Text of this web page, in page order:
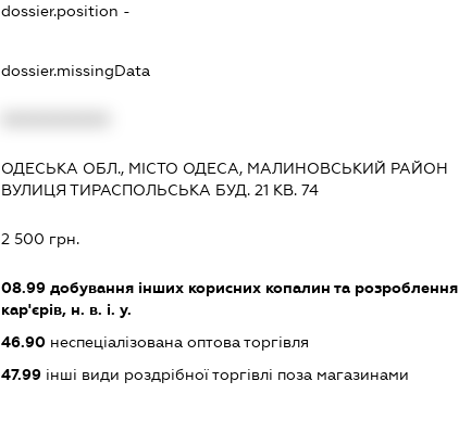
dossier.position -
dossier.missingData
ОДЕСЬКА ОБЛ., МІСТО ОДЕСА, МАЛИНОВСЬКИЙ РАЙОН
ВУЛИЦЯ ТИРАСПОЛЬСЬКА БУД. 21 КВ. 74
2 500 грн.
08.99добування інших корисних копалин та розроблення
кар'єрів, н. в. і. у.
46.90неспеціалізована оптова торгівля
47.99інші види роздрібної торгівлі поза магазинами